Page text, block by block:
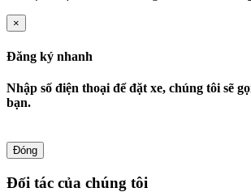
×
Đăng ký nhanh
Nhập số điện thoại để đặt xe, chúng tôi sẽ
bạn.
Đóng
Đối tác của chúng tôi